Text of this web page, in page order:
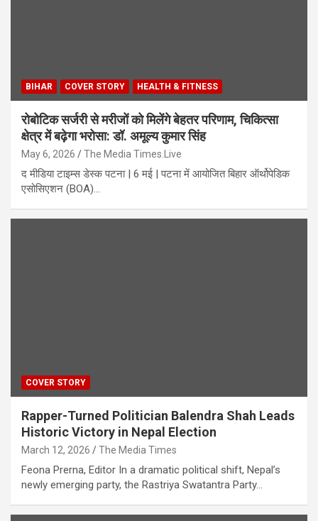
BIHAR COVER STORY HEALTH & FITNESS
रोबोटिक सर्जरी से मरीजों को मिलेंगे बेहतर परिणाम, चिकित्सा
क्षेत्र में बढ़ेगा भरोसा: डॉ. अमूल्य कुमार सिंह
May 6, 2026 The Media Times.Live
द मीडिया टाइम्स डेस्क पटना | 6 मई | पटना में आयोजित बिहार ऑर्थोपेडिक
एसोसिएशन (BOA)…
COVER STORY
Rapper-Turned Politician Balendra Shah Leads
Historic Victory in Nepal Election
March 12, 2026 The Media Times
Feona Prerna, Editor In a dramatic political shift, Nepal’s
newly emerging party, the Rastriya Swatantra Party…